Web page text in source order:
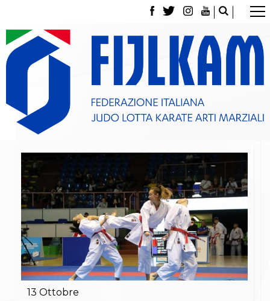
La Federazione
Tesseramento
Contatti
Norme e modulistica Affiliazioni e Tesseramenti
Classifica Società Sportive con più di 100 atleti
tesserati
Gare e Risultati
Archivio eventi
Dove siamo
Media
Partners
Trasparenza
Judo
La disciplina
News
Attività Didattica
Gare e Risultati
Albi Federali
13 Ottobre